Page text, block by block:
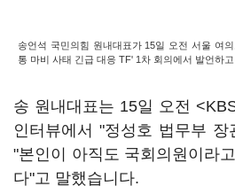
송언석 국민의힘 원내대표가 15일 오전 서울 여
통 마비 사태 긴급 대응 TF' 1차 회의에서 발언하
송 원내대표는 15일 오전
인터뷰에서 "정성호 법무부 장
"본인이 아직도 국회의원이라
다"고 말했습니다.